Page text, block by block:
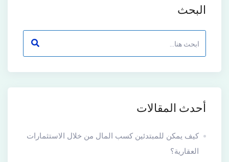
البحث
أحدث المقالات
كيف يمكن للمبتدئين كسب المال من خلال الاستثمارات
العقارية؟